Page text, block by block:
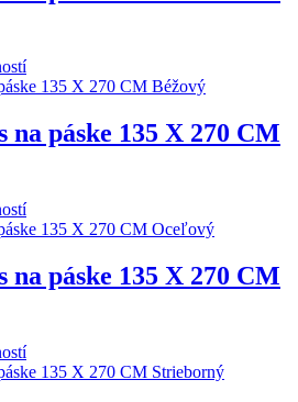
na páske 135 X 270 CM
na páske 135 X 270 CM